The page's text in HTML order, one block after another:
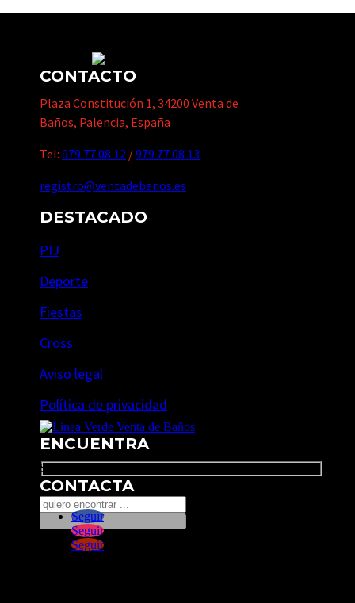
CONTACTO
Plaza Constitución 1, 34200 Venta de
Baños, Palencia, España
Tel: 979 77 08 12 /979 77 08 13
registro@ventadebanos.es
DESTACADO
PIJ
Deporte
Fiestas
Cross
Aviso legal
Política de privacidad
ENCUENTRA
Search
CONTACTA
Seguir
Seguir
Seguir